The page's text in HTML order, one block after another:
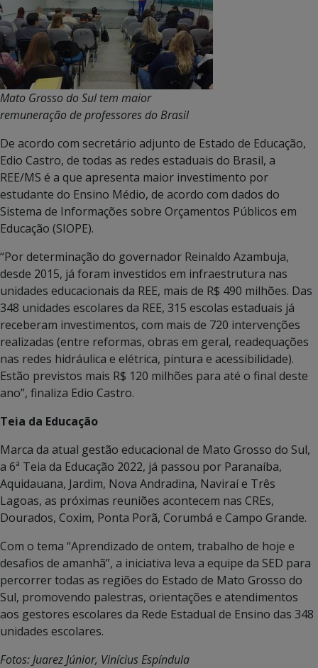
Mato Grosso do Sul tem maior
remuneração de professores do Brasil
De acordo com secretário adjunto de Estado de Educação,
Edio Castro, de todas as redes estaduais do Brasil, a
REE/MS é a que apresenta maior investimento por
estudante do Ensino Médio, de acordo com dados do
Sistema de Informações sobre Orçamentos Públicos em
Educação (SIOPE).
“Por determinação do governador Reinaldo Azambuja,
desde 2015, já foram investidos em infraestrutura nas
unidades educacionais da REE, mais de R$ 490 milhões. Das
348 unidades escolares da REE, 315 escolas estaduais já
receberam investimentos, com mais de 720 intervenções
realizadas (entre reformas, obras em geral, readequações
nas redes hidráulica e elétrica, pintura e acessibilidade).
Estão previstos mais R$ 120 milhões para até o final deste
ano”, finaliza Edio Castro.
Teia da Educação
Marca da atual gestão educacional de Mato Grosso do Sul,
a 6ª Teia da Educação 2022, já passou por Paranaíba,
Aquidauana, Jardim, Nova Andradina, Naviraí e Três
Lagoas, as próximas reuniões acontecem nas CREs,
Dourados, Coxim, Ponta Porã, Corumbá e Campo Grande.
Com o tema “Aprendizado de ontem, trabalho de hoje e
desafios de amanhã”, a iniciativa leva a equipe da SED para
percorrer todas as regiões do Estado de Mato Grosso do
Sul, promovendo palestras, orientações e atendimentos
aos gestores escolares da Rede Estadual de Ensino das 348
unidades escolares.
Fotos: Juarez Júnior, Vinícius Espíndula